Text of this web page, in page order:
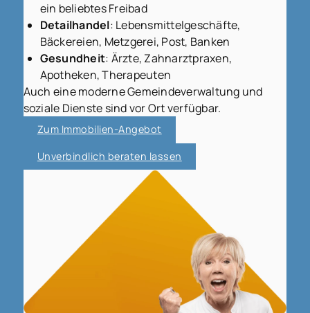
ein beliebtes Freibad
Detailhandel: Lebensmittelgeschäfte,
Bäckereien, Metzgerei, Post, Banken
Gesundheit: Ärzte, Zahnarztpraxen,
Apotheken, Therapeuten
Auch eine moderne Gemeindeverwaltung und
soziale Dienste sind vor Ort verfügbar.
Zum Immobilien-Angebot
Unverbindlich beraten lassen